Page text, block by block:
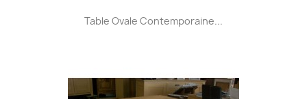
Table Ovale Contemporaine...